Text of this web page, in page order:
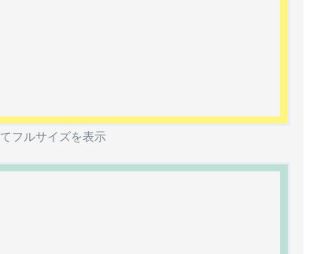
フルサイズを表示